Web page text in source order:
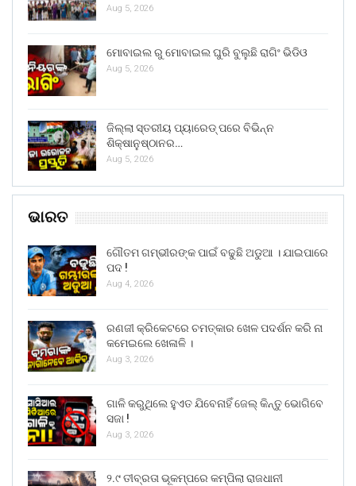
Aug 5, 2026
ମୋବାଇଲ ରୁ ମୋବାଇଲ ଘୁରି ବୁଲୁଛି ରାଗିଂ ଭିଡିଓ
Aug 5, 2026
ଜିଲ୍ଲା ସ୍ତରୀୟ ପ୍ୟାରେଡ୍ ପରେ ବିଭିନ୍ନ
ଶିକ୍ଷାନୁଷ୍ଠାନର…
Aug 5, 2026
ଭାରତ
ଗୌତମ ଗମ୍ଭୀରଙ୍କ ପାଇଁ ବଢୁଛି ଅଡୁଆ । ଯାଇପାରେ
ପଦ !
Aug 4, 2026
ରଣଜୀ କ୍ରିକେଟରେ ଚମତ୍କାର ଖେଳ ପଦର୍ଶନ କରି ନା
କମେଇଲେ ଖେଳାଳି ।
Aug 3, 2026
ଗାଳି କରୁଥିଲେ ହୁଏତ ଯିବେନାହିଁ ଜେଲ୍ କିନ୍ତୁ ଭୋଗିବେ
ସଜା !
Aug 3, 2026
୨.୯ ତୀବ୍ରତା ଭୂକମ୍ପରେ କମ୍ପିଲା ରାଜଧାନୀ